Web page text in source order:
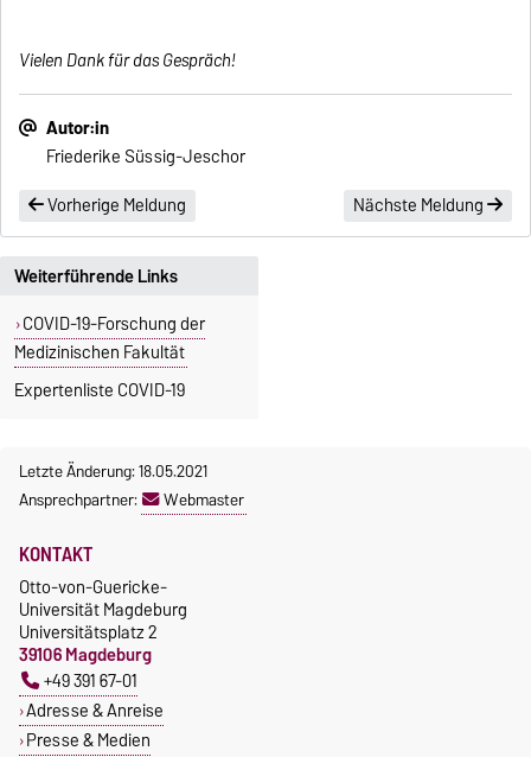
Vielen Dank für das Gespräch!
Autor:in
Friederike Süssig-Jeschor
Vorherige Meldung
Nächste Meldung
Weiterführende Links
COVID-19-Forschung der
Medizinischen Fakultät
Expertenliste COVID-19
Letzte Änderung: 18.05.2021
Ansprechpartner:
Webmaster
KONTAKT
Otto-von-Guericke-
Universität Magdeburg
Universitätsplatz 2
39106 Magdeburg
+49 391 67-01
Adresse & Anreise
Presse & Medien